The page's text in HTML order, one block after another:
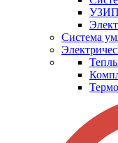
УЗИП
Система